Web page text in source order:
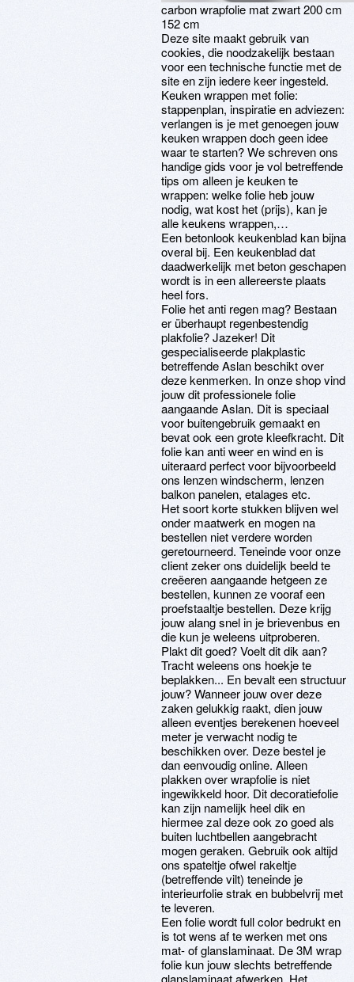
carbon wrapfolie mat zwart 200 cm
152 cm
Deze site maakt gebruik van
cookies, die noodzakelijk bestaan
voor een technische functie met de
site en zijn iedere keer ingesteld.
Keuken wrappen met folie:
stappenplan, inspiratie en adviezen:
verlangen is je met genoegen jouw
keuken wrappen doch geen idee
waar te starten? We schreven ons
handige gids voor je vol betreffende
tips om alleen je keuken te
wrappen: welke folie heb jouw
nodig, wat kost het (prijs), kan je
alle keukens wrappen,…
Een betonlook keukenblad kan bijna
overal bij. Een keukenblad dat
daadwerkelijk met beton geschapen
wordt is in een allereerste plaats
heel fors.
Folie het anti regen mag? Bestaan
er überhaupt regenbestendig
plakfolie? Jazeker! Dit
gespecialiseerde plakplastic
betreffende Aslan beschikt over
deze kenmerken. In onze shop vind
jouw dit professionele folie
aangaande Aslan. Dit is speciaal
voor buitengebruik gemaakt en
bevat ook een grote kleefkracht. Dit
folie kan anti weer en wind en is
uiteraard perfect voor bijvoorbeeld
ons lenzen windscherm, lenzen
balkon panelen, etalages etc.
Het soort korte stukken blijven wel
onder maatwerk en mogen na
bestellen niet verdere worden
geretourneerd. Teneinde voor onze
client zeker ons duidelijk beeld te
creëeren aangaande hetgeen ze
bestellen, kunnen ze vooraf een
proefstaaltje bestellen. Deze krijg
jouw alang snel in je brievenbus en
die kun je weleens uitproberen.
Plakt dit goed? Voelt dit dik aan?
Tracht weleens ons hoekje te
beplakken... En bevalt een structuur
jouw? Wanneer jouw over deze
zaken gelukkig raakt, dien jouw
alleen eventjes berekenen hoeveel
meter je verwacht nodig te
beschikken over. Deze bestel je
dan eenvoudig online. Alleen
plakken over wrapfolie is niet
ingewikkeld hoor. Dit decoratiefolie
kan zijn namelijk heel dik en
hiermee zal deze ook zo goed als
buiten luchtbellen aangebracht
mogen geraken. Gebruik ook altijd
ons spateltje ofwel rakeltje
(betreffende vilt) teneinde je
interieurfolie strak en bubbelvrij met
te leveren.
Een folie wordt full color bedrukt en
is tot wens af te werken met ons
mat- of glanslaminaat. De 3M wrap
folie kun jouw slechts betreffende
glanslaminaat afwerken. Het